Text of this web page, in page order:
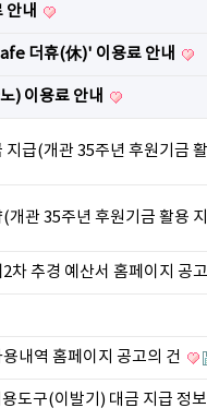
안내
더휴(休)' 이용료 안내
) 이용료 안내
급(개관 35주년 후원기금
개관 35주년 후원기금 활용
차 추경 예산서 홈페이지 공
내역 홈페이지 공고의 건
도구(이발기) 대금 지급 정